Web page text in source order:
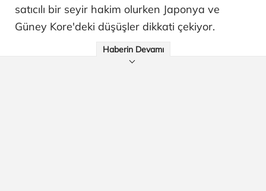
satıcılı bir seyir hakim olurken Japonya ve
Güney Kore'deki düşüşler dikkati çekiyor.
Haberin Devamı